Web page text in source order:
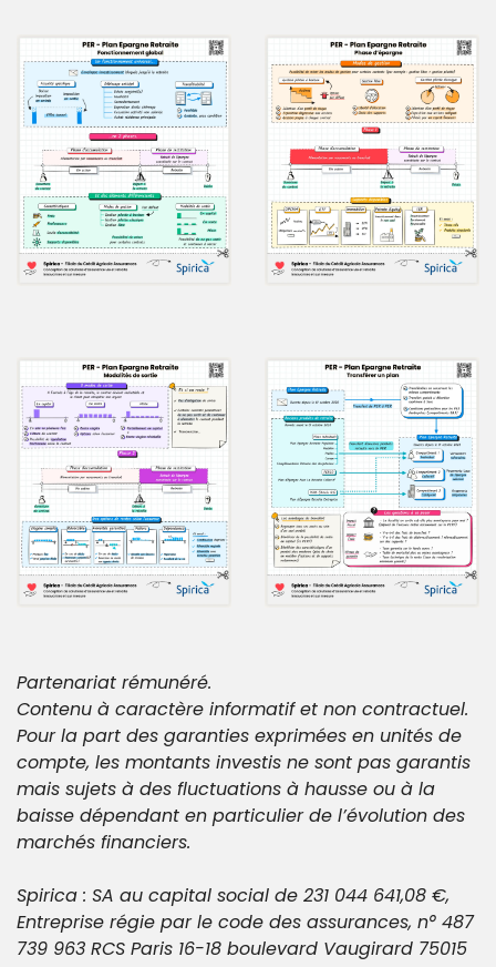
Partenariat rémunéré.
Contenu à caractère informatif et non contractuel.
Pour la part des garanties exprimées en unités de
compte, les montants investis ne sont pas garantis
mais sujets à des fluctuations à hausse ou à la
baisse dépendant en particulier de l’évolution des
marchés financiers.
Spirica : SA au capital social de 231 044 641,08 €,
Entreprise régie par le code des assurances, n° 487
739 963 RCS Paris 16-18 boulevard Vaugirard 75015